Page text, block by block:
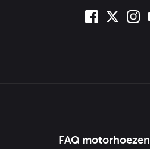
FAQ motorhoezen